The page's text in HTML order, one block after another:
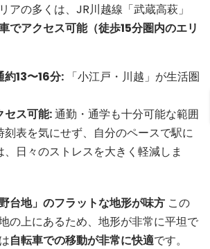
アの多くは、JR川越線「武蔵高萩」
でアクセス可能（徒歩15分圏内のエリ
13〜16分: 「小江戸・川越」が生活圏
セス可能:通勤・通学も十分可能な範囲
刻表を気にせず、自分のペースで駅に
日々のストレスを大きく軽減しま
台地」のフラットな地形が味方 この
の上にあるため、地形が非常に平坦で
自転車での移動が非常に快適です。